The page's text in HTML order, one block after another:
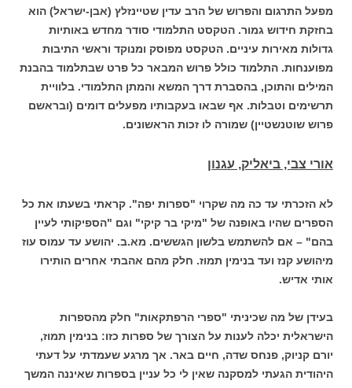
מפעל התרגום והפרוש של הרב עדין שטיינזלץ (אבן-ישראל) הוא
בחזקת חידוש גמור. הטקסט התלמודי סודר מחדש באותיות
גדולות מאירות עיניים. הטקסט מפוסק ומנוקד וראשי התיבות
מפוענחות. התלמוד כולל פרוש המבאר כל פרט שבתלמוד בהבנת
המילים והתוכן, בהסברת דרך המשא והמתן התלמודי. בלוויית
תרשימים וטבלות. אף שבאו בעקבותיו מפעלים דומים (ובראשם
פרוש שוטנשטיין) שמורה לו זכות הראשונים.
אורי צבי, ביאליק, עגנון
לא הזכרתי עד כה מה שקרוי "ספרות יפה". קראתי בשעתו את כל
הספרים שהיו באופנה של "מיקי בר קיקי" וגם "הספיקותי לעיין
בהם" – אם להשתמש בלשון הגששים. מא.ב. יהושע עד עמוס עוז
מיהושע קנז ועד בנימין תמוז. חלק מהם אהבתי אחרים הותירו
אותי אדיש.
בעידן של מה שכיניתי "ספרי הרפתקאות" חלק מהספרות
הישראלית יכלה לענות על הצורך של ספרות כזו: בנימין תמוז,
יורם קניוק, פנחס שדה, חיים באר. אך מרגע שעמדתי על דעתי
היהודית הגעתי למסקנה שאין לי כל עניין בספרות שאיננה המשך